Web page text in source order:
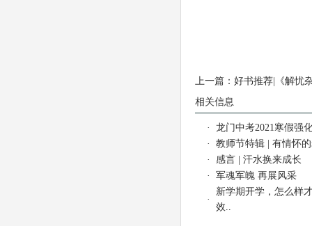
上一篇： 好书推荐|《解忧
相关信息
·
龙门中考2021寒假强
·
教师节特辑 | 有情怀
·
感言 | 汗水换来成长
·
军魂军魄 再展风采
·
新学期开学，怎么样
效..